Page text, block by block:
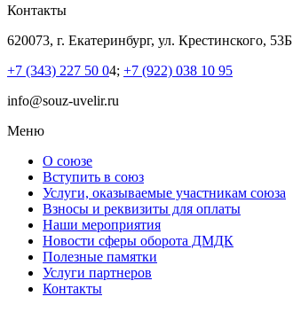
Контакты
620073, г. Екатеринбург, ул. Крестинского, 53Б
+7 (343) 227 50 04; +7 (922) 038 10 95
info@souz-uvelir.ru
Меню
О союзе
Вступить в союз
Услуги, оказываемые участникам союза
Взносы и реквизиты для оплаты
Наши мероприятия
Новости сферы оборота ДМДК
Полезные памятки
Услуги партнеров
Контакты